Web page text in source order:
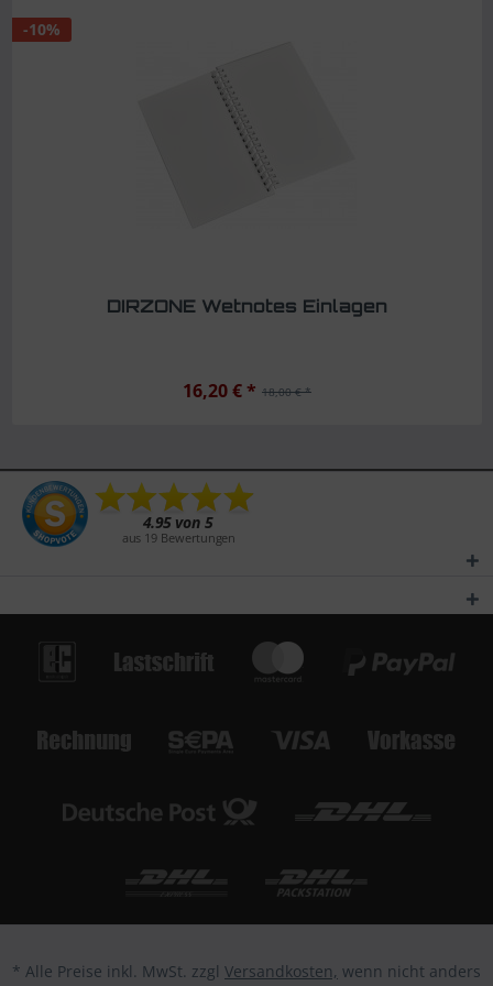
-10%
DIRZONE Wetnotes Einlagen
18,00 € *
16,20 € *
* Alle Preise inkl. MwSt. zzgl Versandkosten, wenn nicht anders